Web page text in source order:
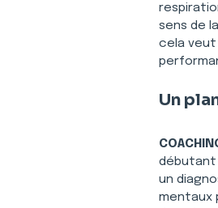
sens de
cela veut
Un
débutant
un
mentaux